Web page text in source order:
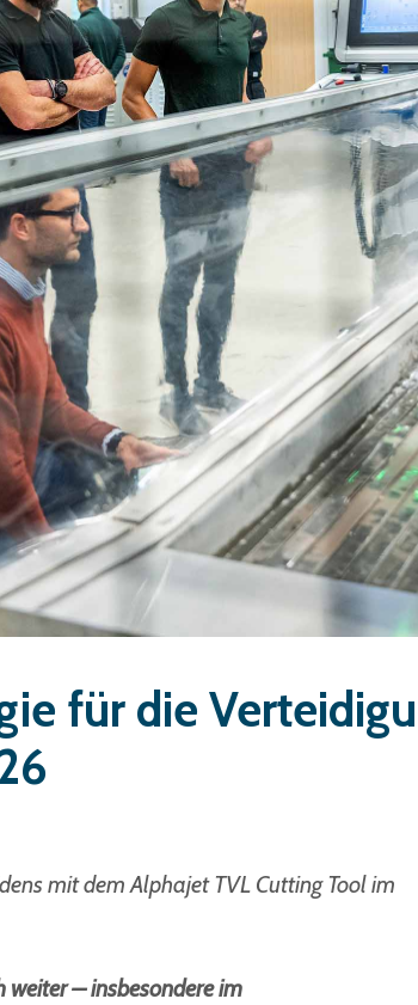
für die
mit dem Alphajet TVL Cutting Tool im
– insbesondere im